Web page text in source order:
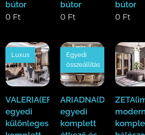
bútor
0 Ft
bútor
0 Ft
bútor
0 Ft
VALERIA(EFE)Luxus
egyedi
különleges
Luxus
ARIADNA(Duy)Luxus
egyedi
komplett
Egyedi
összeállítás